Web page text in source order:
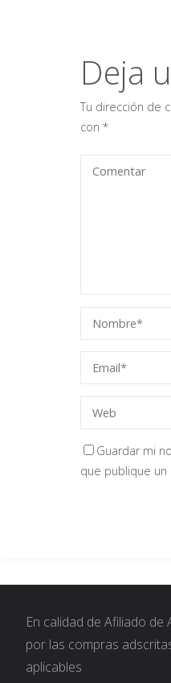
Deja
Tu dirección de
con *
Guardar mi
que publique un
En calidad de Afiliado
por las compras
aplicables